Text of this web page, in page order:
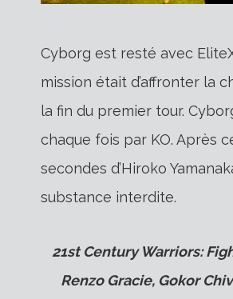
Cyborg est resté avec
mission était d’affronter la
la fin du premier tour.
chaque fois par KO. Après
secondes d’Hiroko
substance interdite.
21st Century Warriors:
Renzo Gracie, Gokor